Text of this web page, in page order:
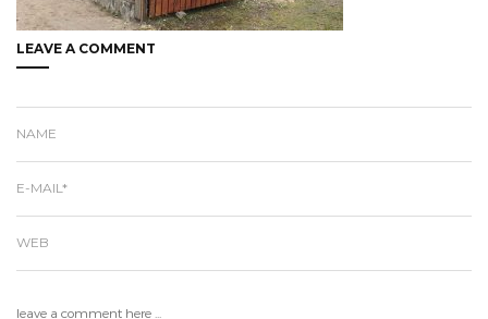
LEAVE A COMMENT
NAME
E-MAIL*
WEB